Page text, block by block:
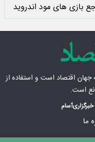
بازی های مود اندروید
جهان اقتصاد است و استفاده از
است.
آسام
ما